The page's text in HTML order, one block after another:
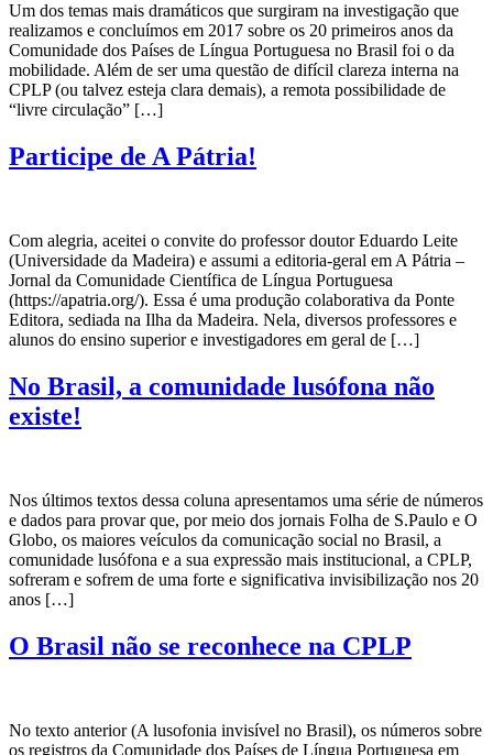
Um dos temas mais dramáticos que surgiram na investigação que
realizamos e concluímos em 2017 sobre os 20 primeiros anos da
Comunidade dos Países de Língua Portuguesa no Brasil foi o da
mobilidade. Além de ser uma questão de difícil clareza interna na
CPLP (ou talvez esteja clara demais), a remota possibilidade de
“livre circulação” […]
Participe de A Pátria!
Com alegria, aceitei o convite do professor doutor Eduardo Leite
(Universidade da Madeira) e assumi a editoria-geral em A Pátria –
Jornal da Comunidade Científica de Língua Portuguesa
(https://apatria.org/). Essa é uma produção colaborativa da Ponte
Editora, sediada na Ilha da Madeira. Nela, diversos professores e
alunos do ensino superior e investigadores em geral de […]
No Brasil, a comunidade lusófona não
existe!
Nos últimos textos dessa coluna apresentamos uma série de números
e dados para provar que, por meio dos jornais Folha de S.Paulo e O
Globo, os maiores veículos da comunicação social no Brasil, a
comunidade lusófona e a sua expressão mais institucional, a CPLP,
sofreram e sofrem de uma forte e significativa invisibilização nos 20
anos […]
O Brasil não se reconhece na CPLP
No texto anterior (A lusofonia invisível no Brasil), os números sobre
os registros da Comunidade dos Países de Língua Portuguesa em